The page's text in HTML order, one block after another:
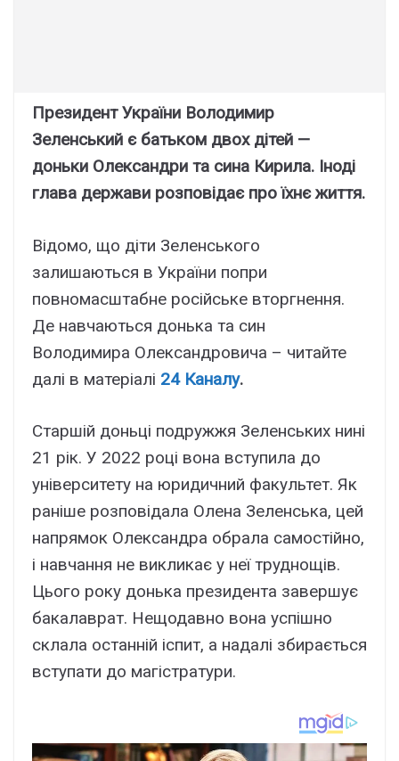
Президент України Володимир
Зеленський є батьком двох дітей —
доньки Олександри та сина Кирила. Іноді
глава держави розповідає про їхнє життя.
Відомо, що діти Зеленського
залишаються в України попри
повномасштабне російське вторгнення.
Де навчаються донька та син
Володимира Олександровича – читайте
далі в матеріалі 24 Каналу.
Старшій доньці подружжя Зеленських нині
21 рік. У 2022 році вона вступила до
університету на юридичний факультет. Як
раніше розповідала Олена Зеленська, цей
напрямок Олександра обрала самостійно,
і навчання не викликає у неї труднощів.
Цього року донька президента завершує
бакалаврат. Нещодавно вона успішно
склала останній іспит, а надалі збирається
вступати до магістратури.